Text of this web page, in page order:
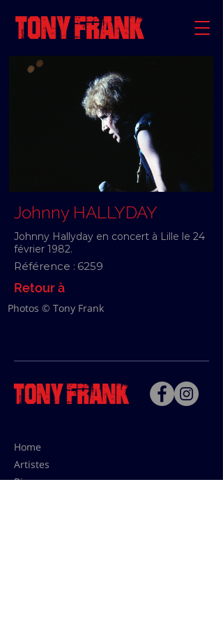
Johnny HALLYDAY
Johnny Hallyday en concert à Lille le 24
février 1982.
Référence : 6259
Retour à
Photos © Tony Frank
Home
Artistes
Bio